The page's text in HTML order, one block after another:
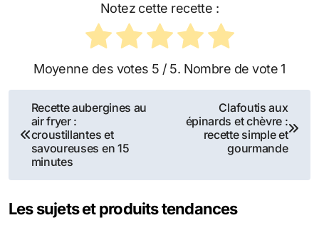
Notez cette recette :
Moyenne des votes 5 / 5. Nombre de vote1
Navigation
de
l’article
Recette aubergines au
air fryer :
croustillantes et
savoureuses en 15
minutes
Clafoutis aux
épinards et chèvre :
recette simple et
gourmande
Les sujets et produits tendances